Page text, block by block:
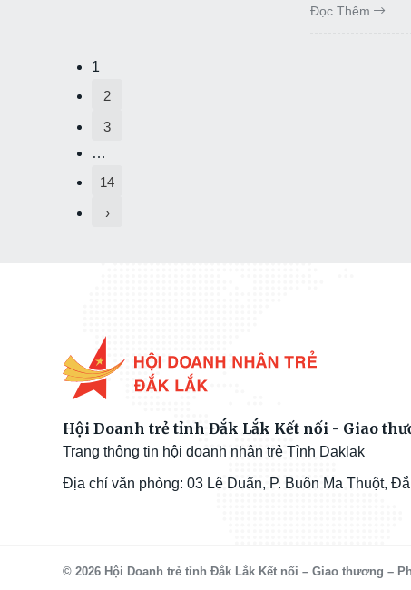
Đọc Thêm
1
2
3
…
14
›
Hội Doanh trẻ tỉnh Đắk Lắk Kết nối - Giao
Trang thông tin hội doanh nhân trẻ Tỉnh Daklak
Địa chỉ văn phòng: 03 Lê Duẩn, P. Buôn Ma Thuột,
© 2026 Hội Doanh trẻ tỉnh Đắk Lắk Kết nối – Giao thương –